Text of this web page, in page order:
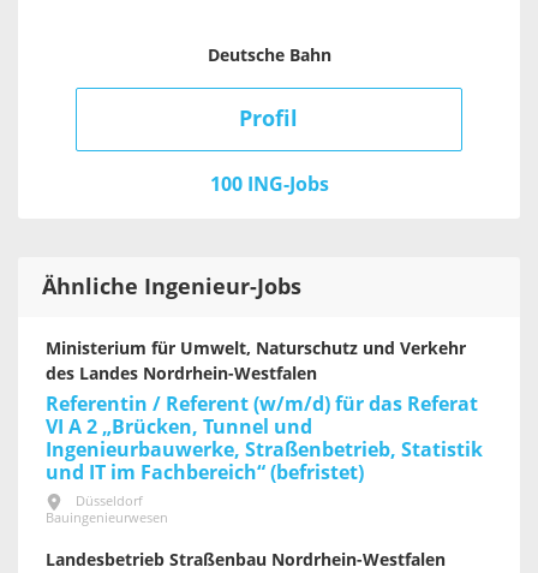
Deutsche Bahn
Profil
100 ING-Jobs
Ähnliche Ingenieur-Jobs
Ministerium für Umwelt, Naturschutz und Verkehr
des Landes Nordrhein-Westfalen
Referentin / Referent (w/m/d) für das Referat
VI A 2 „Brücken, Tunnel und
Ingenieurbauwerke, Straßenbetrieb, Statistik
und IT im Fachbereich“ (befristet)
Düsseldorf
Bauingenieurwesen
Landesbetrieb Straßenbau Nordrhein-Westfalen